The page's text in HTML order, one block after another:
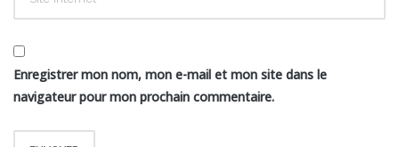
Enregistrer mon nom, mon e-mail et mon site dans le
navigateur pour mon prochain commentaire.